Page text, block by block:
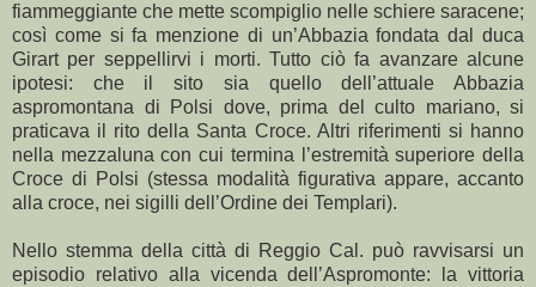
fiammeggiante che mette scompiglio nelle schiere saracene;
così come si fa menzione di un’Abbazia fondata dal duca
Girart per seppellirvi i morti. Tutto ciò fa avanzare alcune
ipotesi: che il sito sia quello dell’attuale Abbazia
aspromontana di Polsi dove, prima del culto mariano, si
praticava il rito della Santa Croce. Altri riferimenti si hanno
nella mezzaluna con cui termina l’estremità superiore della
Croce di Polsi (stessa modalità figurativa appare, accanto
alla croce, nei sigilli dell’Ordine dei Templari).
Nello stemma della città di Reggio Cal. può ravvisarsi un
episodio relativo alla vicenda dell’Aspromonte: la vittoria